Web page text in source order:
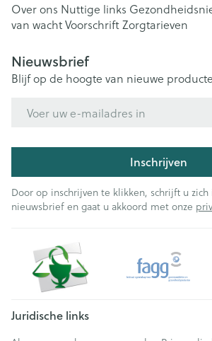
Over ons Nuttige links
van wachtVoorschriftZorgtarieven
Nieuwsbrief
Blijf op de hoogte van nieuwe
Inschrijven
Door op inschrijven te klikken, schrijft u zich
nieuwsbrief en gaat u akkoord met onze
Juridische links